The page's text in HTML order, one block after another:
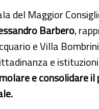
del Maggior
Barbero,
e Villa
e
e consolidare